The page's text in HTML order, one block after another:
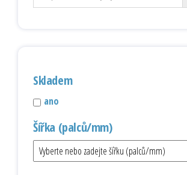
Skladem
ano
Šířka (palců/mm)